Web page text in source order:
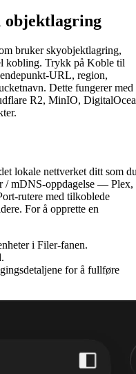
objektlagring
bruker skyobjektlagring,
kobling. Trykk på Koble til
URL, region,
Dette fungerer med
R2, MinIO,
lokale nettverket ditt som
/ mDNS-oppdagelse — Plex,
rutere med tilkoblede
For å opprette en
i Filer-fanen.
for å fullføre